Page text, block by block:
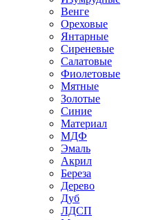
Венге
Ореховые
Янтарные
Сиреневые
Салатовые
Фиолетовые
Мятные
Золотые
Синие
Материал
МДФ
Эмаль
Акрил
Береза
Дерево
Дуб
ЛДСП